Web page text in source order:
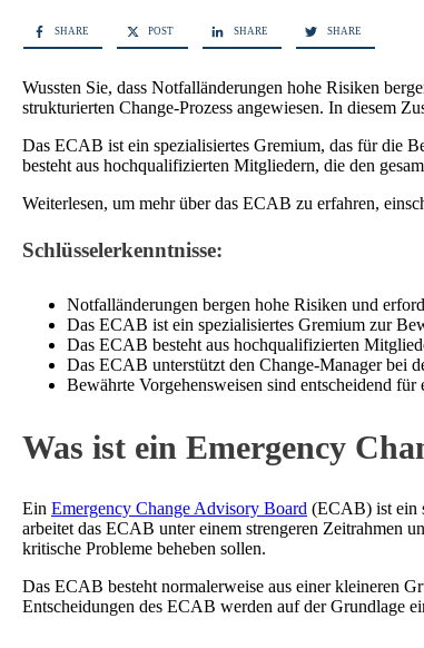
SHARE POST SHARE SHARE
Wussten Sie, dass Notfalländerungen hohe Risiken
strukturierten Change-Prozess angewiesen. In diesem
Das ECAB ist ein spezialisiertes Gremium, das für die
besteht aus hochqualifizierten Mitgliedern, die den
Weiterlesen, um mehr über das ECAB zu erfahren,
Schlüsselerkenntnisse:
Notfalländerungen bergen hohe Risiken und
Das ECAB ist ein spezialisiertes Gremium zur
Das ECAB besteht aus hochqualifizierten
Das ECAB unterstützt den Change-Manager bei
Bewährte Vorgehensweisen sind entscheidend
Was ist ein Emergency
Ein Emergency Change Advisory Board (ECAB) ist ein
arbeitet das ECAB unter einem strengeren Zeitrahmen
kritische Probleme beheben sollen.
Das ECAB besteht normalerweise aus einer kleineren
Entscheidungen des ECAB werden auf der Grundlage